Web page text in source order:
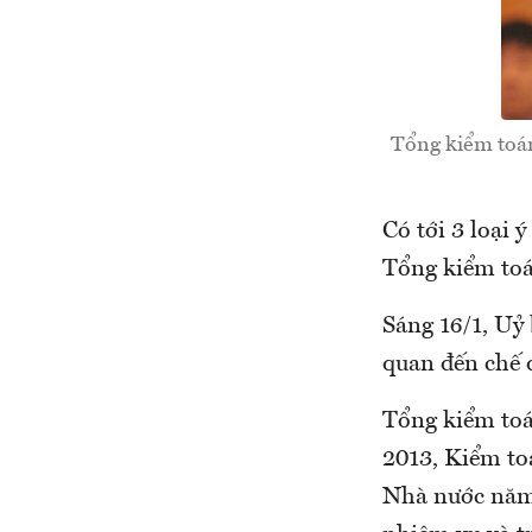
Tổng kiểm
Có tới 3 loại
Tổng kiểm
Sáng 16/1,
quan đến chế
Tổng kiểm
2013, Kiểm
Nhà nước